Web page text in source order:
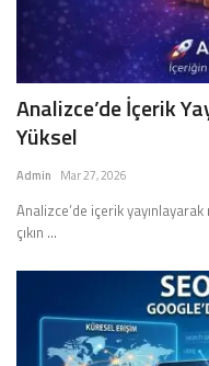
TANITIM YAZISI
İNCELE
İÇERİK YAYINLAT
İLETİŞİM
siyasetciler.com
Analizce’de İçerik
Yüksel
Admin Mar 27, 2026
Analizce’de içerik
çıkın ...